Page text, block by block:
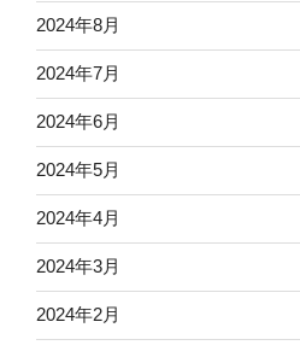
2024年8月
2024年7月
2024年6月
2024年5月
2024年4月
2024年3月
2024年2月